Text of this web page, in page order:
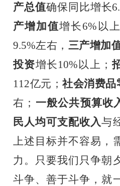
产总值确保同比增长
产增加值增长 6% 以
9.5%左右， 三产增加
投资增长 10% 以上；
11 2亿元； 社会消费品
右； 一般公共预算收
民人均可支配收入与
上述目标并不容易，
力。只要我们只争朝
斗争、善于斗争，就